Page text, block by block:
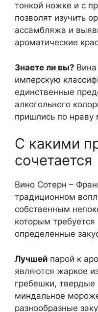
тонкой ножке и с
позволят изучить
ассамбляжа и
ароматические
Знаете ли вы?
имперскую
единственные
алкогольного
пришлись по нраву
С какими
сочетается
Вино Сотерн –
традиционном
собственным
которым
определенные
Лучшей парой к
являются жаркое
гребешки,
миндальное
разнообразные